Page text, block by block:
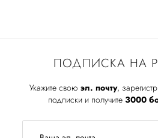
ПОДПИСКА НА
Укажите свою эл. почту,
подписки и получите 3000